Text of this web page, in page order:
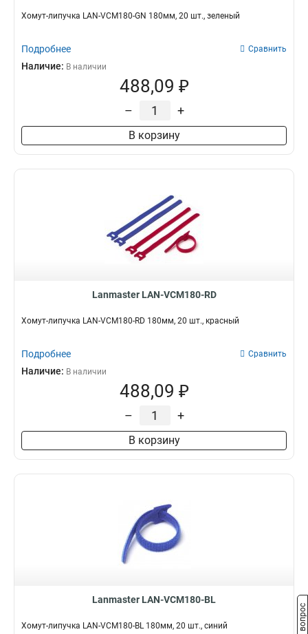
Хомут-липучка LAN-VCM180-GN 180мм, 20 шт., зеленый
Подробнее Сравнить
Наличие: В наличии
488,09 ₽
– +
В корзину
Lanmaster LAN-VCM180-RD
Хомут-липучка LAN-VCM180-RD 180мм, 20 шт., красный
Подробнее Сравнить
Наличие: В наличии
488,09 ₽
– +
В корзину
Lanmaster LAN-VCM180-BL
Хомут-липучка LAN-VCM180-BL 180мм, 20 шт., синий